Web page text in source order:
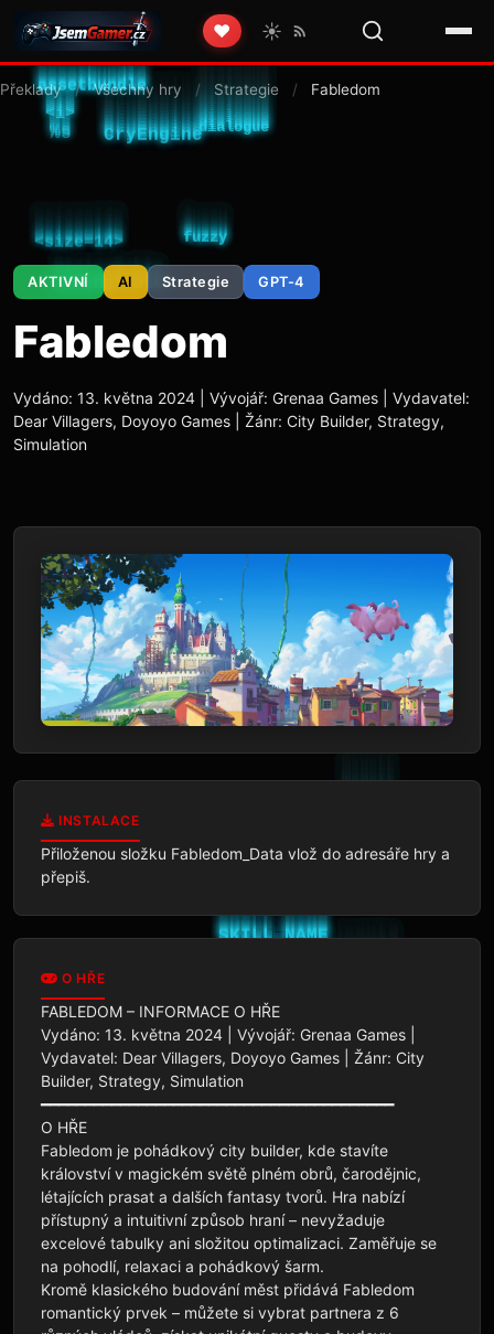
❤️ ☀️
Překlady / Všechny hry / Strategie / Fabledom
AKTIVNÍ AI Strategie GPT-4
Fabledom
Vydáno: 13. května 2024 | Vývojář: Grenaa Games | Vydavatel:
Dear Villagers, Doyoyo Games | Žánr: City Builder, Strategy,
Simulation
INSTALACE
Přiloženou složku Fabledom_Data vlož do adresáře hry a
přepiš.
O HŘE
FABLEDOM – INFORMACE O HŘE
Vydáno: 13. května 2024 | Vývojář: Grenaa Games |
Vydavatel: Dear Villagers, Doyoyo Games | Žánr: City
Builder, Strategy, Simulation
━━━━━━━━━━━━━━━━━━━━━━━━━━━━━━━━━━━━━━━━
O HŘE
Fabledom je pohádkový city builder, kde stavíte
království v magickém světě plném obrů, čarodějnic,
létajících prasat a dalších fantasy tvorů. Hra nabízí
přístupný a intuitivní způsob hraní – nevyžaduje
excelové tabulky ani složitou optimalizaci. Zaměřuje se
na pohodlí, relaxaci a pohádkový šarm.
Kromě klasického budování měst přidává Fabledom
romantický prvek – můžete si vybrat partnera z 6